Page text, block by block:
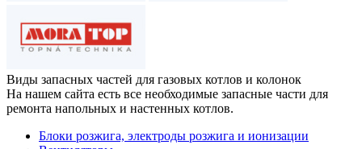
Виды запасных частей для газовых котлов и колонок
На нашем сайта есть все необходимые запасные части для
ремонта напольных и настенных котлов.
Блоки розжига, электроды розжига и ионизации